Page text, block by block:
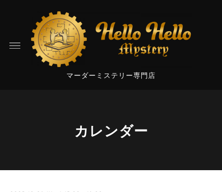
マーダーミステリー専門店
カレンダー